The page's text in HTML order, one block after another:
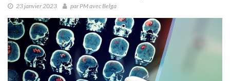
23 janvier 2023 par PM avec Belga